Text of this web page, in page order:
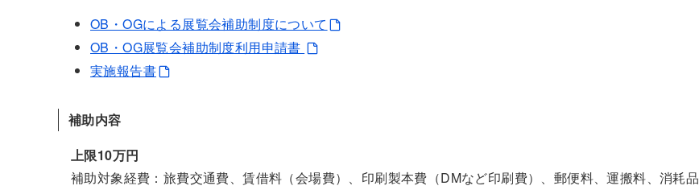
OB・OGによる展覧会補助制度について
OB・OG展覧会補助制度利用申請書
実施報告書
補助内容
上限10万円
補助対象経費：旅費交通費、賃借料（会場費）、印刷製本費（DMなど印刷費）、郵便料、運搬料、消耗品